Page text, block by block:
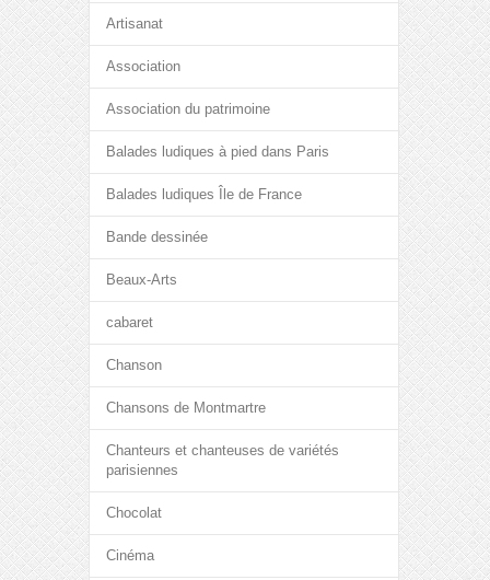
Artisanat
Association
Association du patrimoine
Balades ludiques à pied dans Paris
Balades ludiques Île de France
Bande dessinée
Beaux-Arts
cabaret
Chanson
Chansons de Montmartre
Chanteurs et chanteuses de variétés
parisiennes
Chocolat
Cinéma